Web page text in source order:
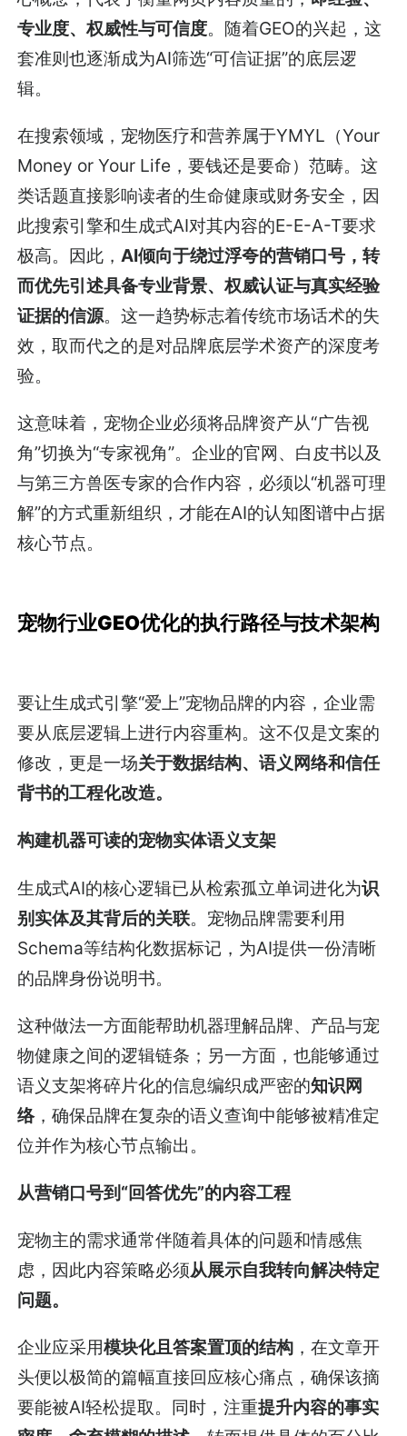
专业度、权威性与可信度。随着GEO的兴起，这
套准则也逐渐成为AI筛选“可信证据”的底层逻
辑。
在搜索领域，宠物医疗和营养属于YMYL（Your
Money or Your Life，要钱还是要命）范畴。这
类话题直接影响读者的生命健康或财务安全，因
此搜索引擎和生成式AI对其内容的E-E-A-T要求
极高。因此，AI倾向于绕过浮夸的营销口号，转
而优先引述具备专业背景、权威认证与真实经验
证据的信源。这一趋势标志着传统市场话术的失
效，取而代之的是对品牌底层学术资产的深度考
验。
这意味着，宠物企业必须将品牌资产从“广告视
角”切换为“专家视角”。企业的官网、白皮书以及
与第三方兽医专家的合作内容，必须以“机器可理
解”的方式重新组织，才能在AI的认知图谱中占据
核心节点。
宠物行业GEO优化的执行路径与技术架构
要让生成式引擎“爱上”宠物品牌的内容，企业需
要从底层逻辑上进行内容重构。这不仅是文案的
修改，更是一场关于数据结构、语义网络和信任
背书的工程化改造。
构建机器可读的宠物实体语义支架
生成式AI的核心逻辑已从检索孤立单词进化为识
别实体及其背后的关联。宠物品牌需要利用
Schema等结构化数据标记，为AI提供一份清晰
的品牌身份说明书。
这种做法一方面能帮助机器理解品牌、产品与宠
物健康之间的逻辑链条；另一方面，也能够通过
语义支架将碎片化的信息编织成严密的知识网
络，确保品牌在复杂的语义查询中能够被精准定
位并作为核心节点输出。
从营销口号到“回答优先”的内容工程
宠物主的需求通常伴随着具体的问题和情感焦
虑，因此内容策略必须从展示自我转向解决特定
问题。
企业应采用模块化且答案置顶的结构 ，在文章开
头便以极简的篇幅直接回应核心痛点，确保该摘
要能被AI轻松提取。同时，注重提升内容的事实